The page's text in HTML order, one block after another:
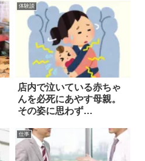
体験談
店内で泣いている赤ちゃ
んを必死にあやす母親。
その姿に思わず…
仕事